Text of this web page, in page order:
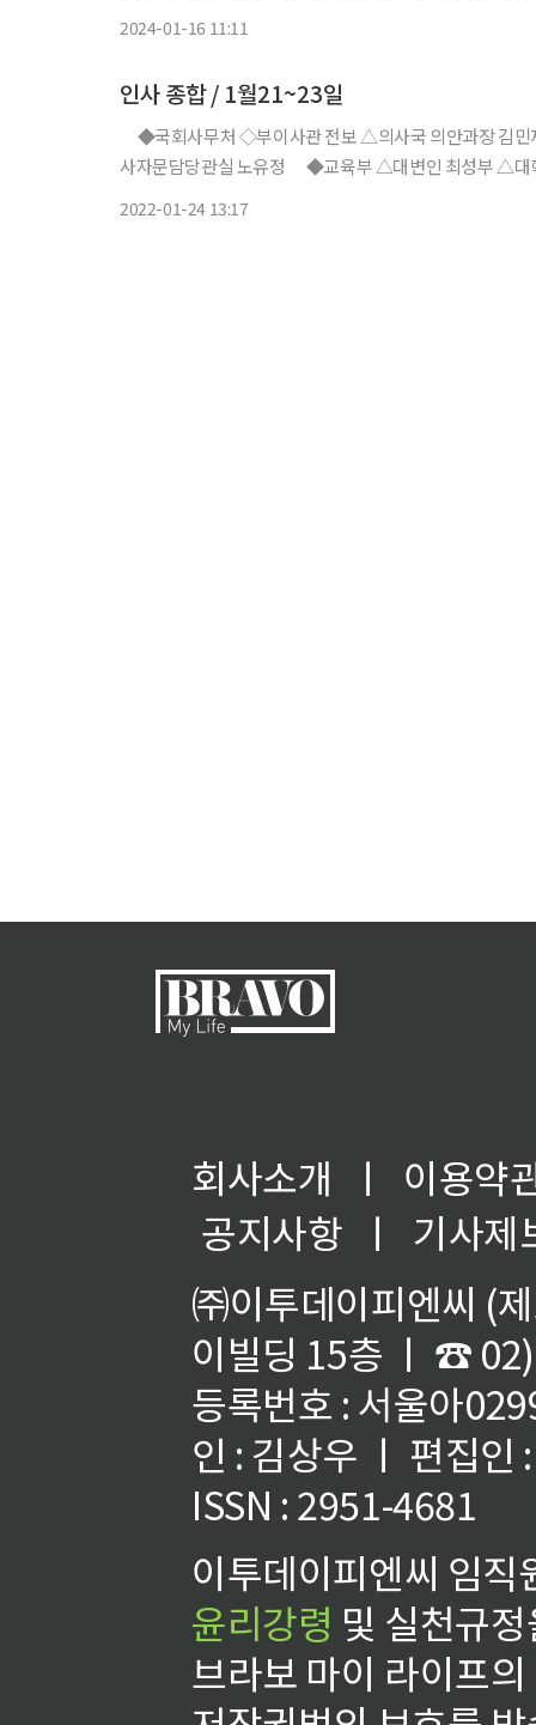
2024-01-16 11:11
인사 종합 / 1월21~23일
◆국회사무처 ◇부이사관 전보 △의사국 의안과장 김
사자문담당관실 노유정 ◆교육부 △대변인 최성부 △대
2022-01-24 13:17
회사소개 ㅣ
이용약
공지사항
ㅣ
기사제
㈜이투데이피엔씨 (
이빌딩 15층 ㅣ ☎
등록번호 : 서울아
인 : 김상우 ㅣ 편집인
ISSN : 2951-4681
이투데이피엔씨 임
윤리강령 및 실천규
브라보 마이 라이프